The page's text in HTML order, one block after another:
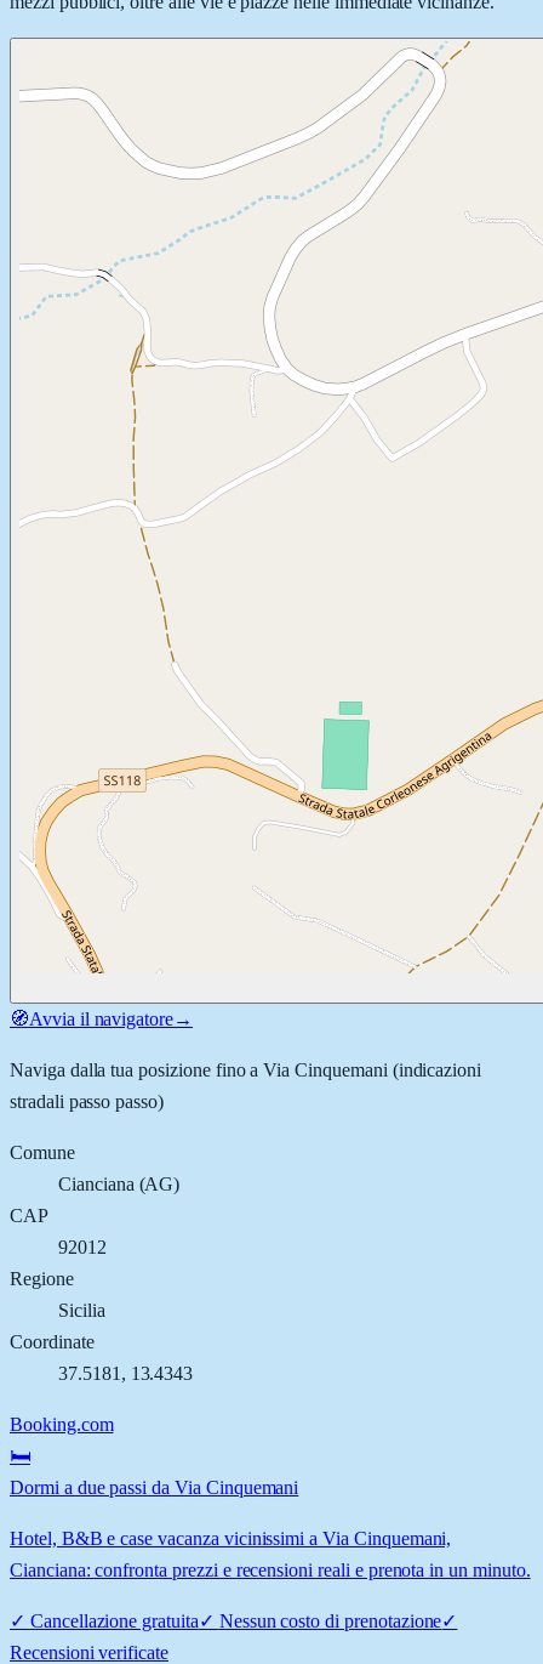
🧭Avvia il navigatore→
Naviga dalla tua posizione fino aVia Cinquemani (indicazioni
stradali passo passo)
Comune
Cianciana (AG)
CAP
92012
Regione
Sicilia
Coordinate
37.5181 , 13.4343
Booking.com
🛏️
Dormi a due passi da Via Cinquemani
Hotel, B&B e case vacanza vicinissimi a Via Cinquemani,
Cianciana: confronta prezzi e recensioni reali e prenota in un minuto.
✓ Cancellazione gratuita✓ Nessun costo di prenotazione✓
Recensioni verificate